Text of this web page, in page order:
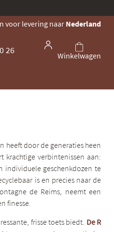
voor levering naar Nederland
26
Winkelwagen
heeft door de generaties heen
verbintenissen aan:
individuele geschenkdozen te
is en precies naar de
de Reims, neemt een
finesse.
frisse toets biedt. De R